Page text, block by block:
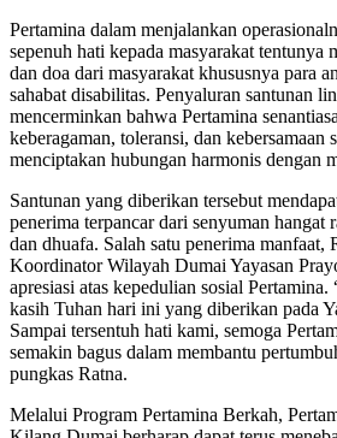
Pertamina dalam menjalankan
sepenuh hati kepada masyarakat tentunya
dan doa dari masyarakat khususnya para
sahabat disabilitas. Penyaluran santunan
mencerminkan bahwa Pertamina
keberagaman, toleransi, dan kebersamaan
menciptakan hubungan harmonis dengan
Santunan yang diberikan tersebut
penerima terpancar dari senyuman hangat
dan dhuafa. Salah satu penerima manfaat,
Koordinator Wilayah Dumai Yayasan
apresiasi atas kepedulian sosial Pertamina.
kasih Tuhan hari ini yang diberikan pada
Sampai tersentuh hati kami, semoga
semakin bagus dalam membantu
pungkas Ratna.
Melalui Program Pertamina Berkah,